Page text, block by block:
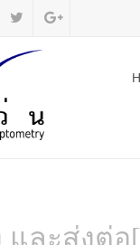
ละส่งต่อ